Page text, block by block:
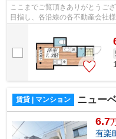
ここまでご覧頂きありがとうご
目指し、各沿線の各不動産会社
賃貸 | マンション ニュー
6.7
有楽